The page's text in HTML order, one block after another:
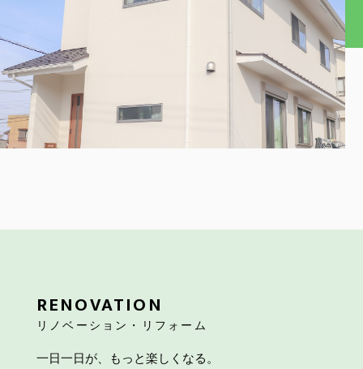
RENOVATION
リノベーション・リフォーム
一日一日が、もっと楽しくなる。